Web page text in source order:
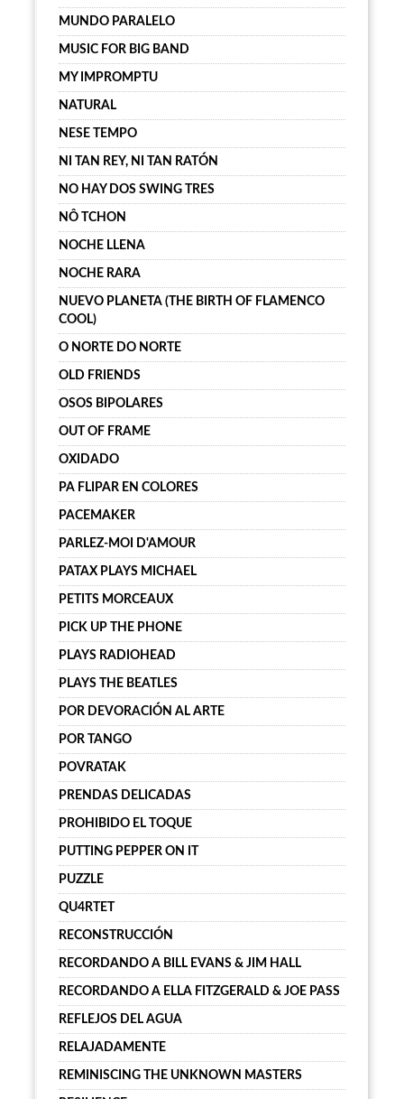
MUNDO PARALELO
MUSIC FOR BIG BAND
MY IMPROMPTU
NATURAL
NESE TEMPO
NI TAN REY, NI TAN RATÓN
NO HAY DOS SWING TRES
NÔ TCHON
NOCHE LLENA
NOCHE RARA
NUEVO PLANETA (THE BIRTH OF FLAMENCO
COOL)
O NORTE DO NORTE
OLD FRIENDS
OSOS BIPOLARES
OUT OF FRAME
OXIDADO
PA FLIPAR EN COLORES
PACEMAKER
PARLEZ-MOI D'AMOUR
PATAX PLAYS MICHAEL
PETITS MORCEAUX
PICK UP THE PHONE
PLAYS RADIOHEAD
PLAYS THE BEATLES
POR DEVORACIÓN AL ARTE
POR TANGO
POVRATAK
PRENDAS DELICADAS
PROHIBIDO EL TOQUE
PUTTING PEPPER ON IT
PUZZLE
QU4RTET
RECONSTRUCCIÓN
RECORDANDO A BILL EVANS & JIM HALL
RECORDANDO A ELLA FITZGERALD & JOE PASS
REFLEJOS DEL AGUA
RELAJADAMENTE
REMINISCING THE UNKNOWN MASTERS